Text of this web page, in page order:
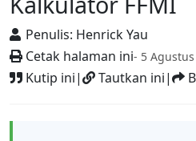
Penulis: Henrick Yau
Cetak halaman ini- 5
Kutip ini| Tautkan ini|